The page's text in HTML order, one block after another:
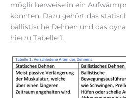
möglicherweise in ein
könnten. Dazu gehört das
ballistische Dehnen und das
hierzu Tabelle 1).